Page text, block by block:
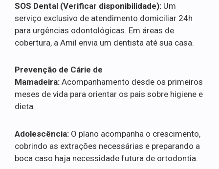
SOS Dental (Verificar disponibilidade): Um
serviço exclusivo de atendimento domiciliar 24h
para urgências odontológicas. Em áreas de
cobertura, a Amil envia um dentista até sua casa.
Prevenção de Cárie de
Mamadeira: Acompanhamento desde os primeiros
meses de vida para orientar os pais sobre higiene e
dieta.
Adolescência: O plano acompanha o crescimento,
cobrindo as extrações necessárias e preparando a
boca caso haja necessidade futura de ortodontia.